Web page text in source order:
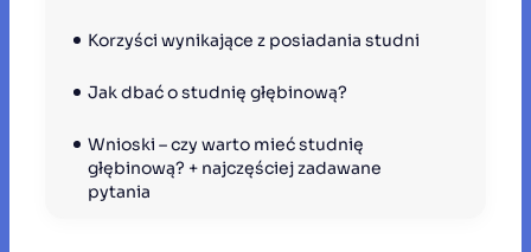
Korzyści wynikające z posiadania studni
Jak dbać o studnię głębinową?
Wnioski – czy warto mieć studnię
głębinową? + najczęściej zadawane
pytania